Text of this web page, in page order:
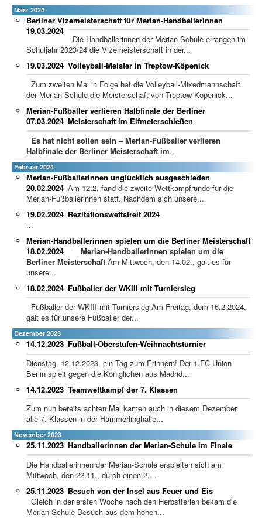
März 2024
Berliner Vizemeisterschaft für Merian-Handballerinnen
19.03.2024
Die Handballerinnen der Merian-Schule errangen im
Schuljahr 2023/24 die Vizemeisterschaft in der...
Volleyball-Meister in Treptow-Köpenick
19.03.2024
Zum zweiten Mal in Folge hat die Volleyball-Mixedmannschaft
der Merian Schule die Meisterschaft von Treptow-Köpenick...
Merian-Fußballer verlieren Halbfinale der Berliner
Meisterschaft im Elfmeterschießen
07.03.2024
Es hat nicht sollen sein – Merian-Fußballer verlieren
Halbfinale der Berliner Meisterschaft im...
Februar 2024
Merian-Fußballerinnen unglücklich ausgeschieden
20.02.2024 Am 12.2. fand die zweite Wettkampfrunde für die
Merian-Fußballerinnen statt. Nachdem sich unsere...
Rezitationswettstreit 2024
19.02.2024
...
Merian-Handballerinnen spielen um die Berliner Meisterschaft
18.02.2024
Merian-Handballerinnen spielen um die
Berliner Meisterschaft Am Mittwoch, den 14.02., galt es für
unsere...
Fußballer der WKIII mit Turniersieg
18.02.2024
Fußballer der WKIII mit Turniersieg Am Freitag, dem 16.2.2024,
galt es für unsere Fußballer der...
Dezember 2023
Fußball-Oberstufen-Weihnachtsturnier
14.12.2023
Dienstag, 12.12.2023, ein Tag zum Erinnern! Der 1.FC Union
Berlin spielt gegen die Königlichen aus Madrid...
Teamwettkampf der 7. Klassen
14.12.2023
Zum nun bereits achten Mal kamen auch in diesem Dezember
alle 7. Klassen in der Hämmerlinghalle...
November 2023
Handballerinnen der Merian-Schule im Finale
25.11.2023
Die Handballerinnen der Merian-Schule erspielten sich am
Mittwoch, den 22.11., durch einen 2....
Besuch von der Insel aus Feuer und Eis
25.11.2023
Gleich in der ersten Woche nach den Herbstferien bekam die
Merian-Schule Besuch aus dem hohen...